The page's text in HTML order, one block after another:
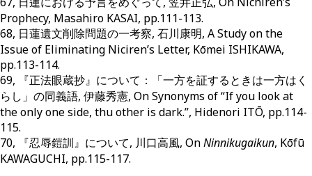
Prophecy, Masahiro KASAI, pp.111-113.
68, 日蓮遺文削除問題の一考察, 石川康明, A Study on the
Issue of Eliminating Niciren’s Letter, Kōmei ISHIKAWA,
pp.113-114.
69, 『正法眼蔵抄』について：「一方を証するときは一方はく
らし」の同義語, 伊藤秀憲, On Synonyms of “If you look at
the only one side, thu other is dark.”, Hidenori ITŌ, pp.114-
115.
70, 『忍辱鎧訓』について, 川口高風, OnNinnikugaikun, Kōfū
KAWAGUCHI, pp.115-117.